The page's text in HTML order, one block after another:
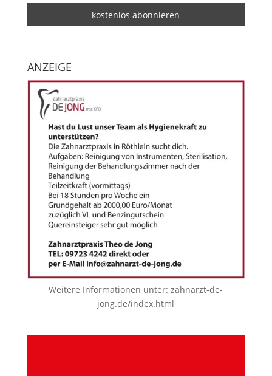
ANZEIGE
Weitere Informationen unter:zahnarzt-de-
jong.de/index.html